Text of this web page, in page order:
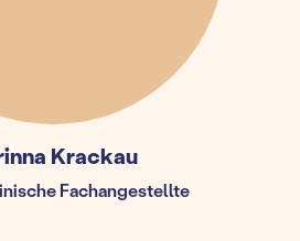
Krackau
Fachangestellte